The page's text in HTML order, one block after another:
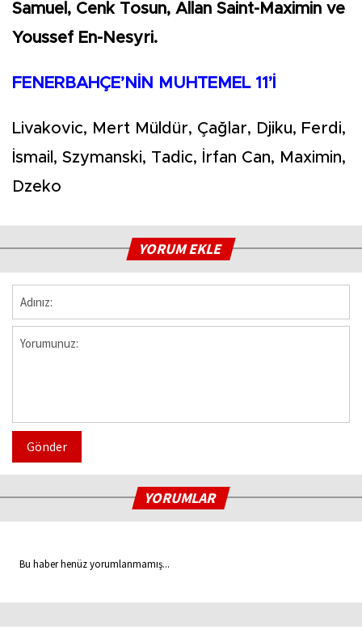
Samuel, Cenk Tosun, Allan Saint-Maximin ve
Youssef En-Nesyri.
FENERBAHÇE’NİN MUHTEMEL 11’İ
Livakovic, Mert Müldür, Çağlar, Djiku, Ferdi,
İsmail, Szymanski, Tadic, İrfan Can, Maximin,
Dzeko
YORUM EKLE
Gönder
YORUMLAR
Bu haber henüz yorumlanmamış...